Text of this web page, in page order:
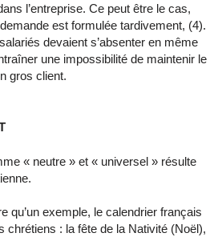
l’entreprise. Ce peut être le cas,
est formulée tardivement, (4).
devaient s’absenter en même
une impossibilité de maintenir le
gros client.
« neutre » et « universel » résulte
qu’un exemple, le calendrier français
chrétiens : la fête de la Nativité (Noël),